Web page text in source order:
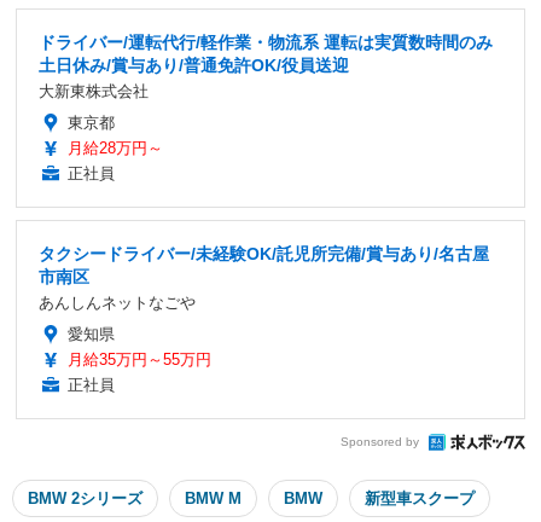
ドライバー/運転代行/軽作業・物流系 運転は実質数時間のみ
土日休み/賞与あり/普通免許OK/役員送迎
大新東株式会社
東京都
月給28万円～
正社員
タクシードライバー/未経験OK/託児所完備/賞与あり/名古屋
市南区
あんしんネットなごや
愛知県
月給35万円～55万円
正社員
Sponsored by
BMW 2シリーズ BMW M BMW 新型車スクープ